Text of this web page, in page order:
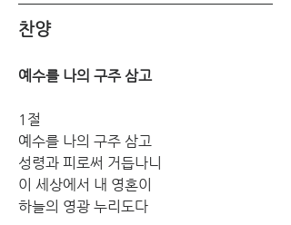
찬양
예수를 나의 구주 삼고
1절
예수를 나의 구주 삼고
성령과 피로써 거듭나니
이 세상에서 내 영혼이
하늘의 영광 누리도다